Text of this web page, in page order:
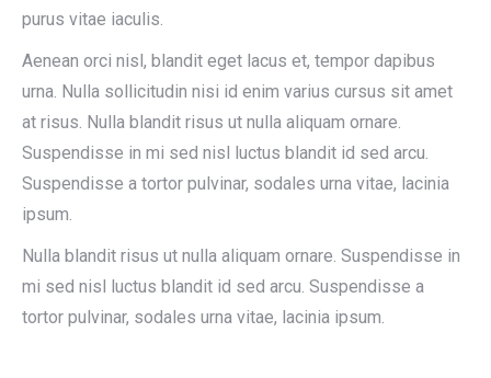
purus vitae iaculis.
Aenean orci nisl, blandit eget lacus et, tempor dapibus
urna. Nulla sollicitudin nisi id enim varius cursus sit amet
at risus. Nulla blandit risus ut nulla aliquam ornare.
Suspendisse in mi sed nisl luctus blandit id sed arcu.
Suspendisse a tortor pulvinar, sodales urna vitae, lacinia
ipsum.
Nulla blandit risus ut nulla aliquam ornare. Suspendisse in
mi sed nisl luctus blandit id sed arcu. Suspendisse a
tortor pulvinar, sodales urna vitae, lacinia ipsum.